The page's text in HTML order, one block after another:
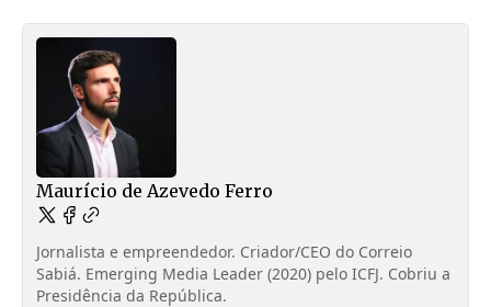
Maurício de Azevedo Ferro
Jornalista e empreendedor. Criador/CEO do Correio
Sabiá. Emerging Media Leader (2020) pelo ICFJ. Cobriu a
Presidência da República.